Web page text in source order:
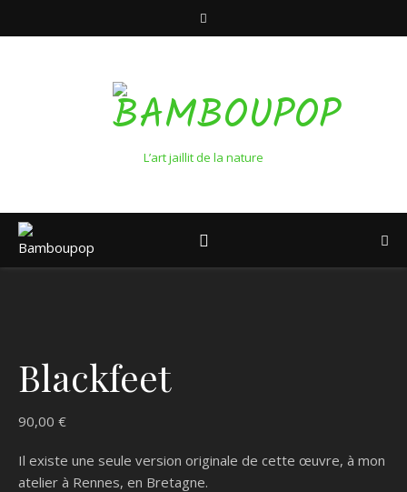
L’art jaillit de la nature
Blackfeet
90,00 €
Il existe une seule version originale de cette œuvre, à mon
atelier à Rennes, en Bretagne.